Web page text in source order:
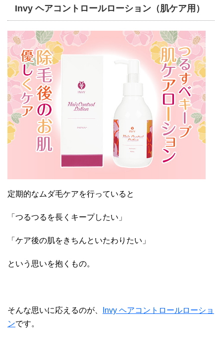
Invy ヘアコントロールローション（肌ケア用）
定期的なムダ毛ケアを行っていると
「つるつるを長くキープしたい」
「ケア後の肌をきちんといたわりたい」
という思いを抱くもの。
そんな思いに応えるのが、
Invy ヘアコントロールローショ
ンです。